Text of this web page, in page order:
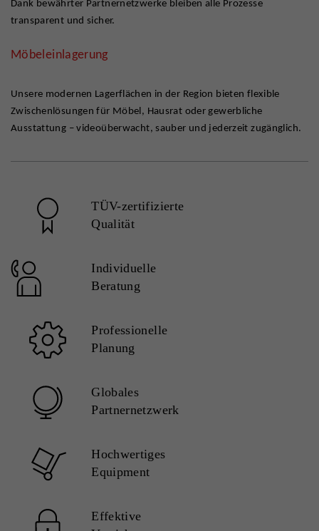
Dank bewährter Partnernetzwerke bleiben alle Prozesse
transparent und sicher.
Möbeleinlagerung
Unsere modernen Lagerflächen in der Region bieten flexible
Zwischenlösungen für Möbel, Hausrat oder gewerbliche
Ausstattung – videoüberwacht, sauber und jederzeit zugänglich.
TÜV-zertifizierte
Qualität
Individuelle
Beratung
Professionelle
Planung
Globales
Partnernetzwerk
Hochwertiges
Equipment
Effektive